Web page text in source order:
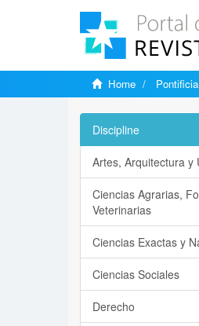
Home
Discipline
Artes, Arquitectura y
Ciencias Agrarias,
Veterinarias
Ciencias Exactas y
Ciencias Sociales
Derecho